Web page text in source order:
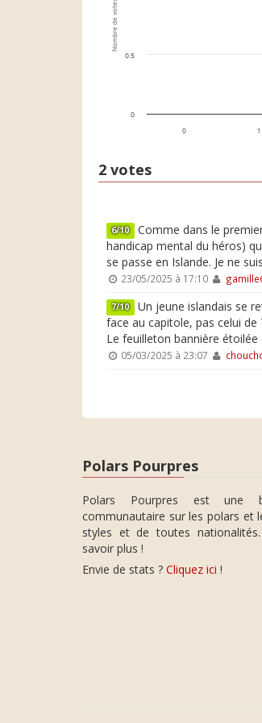
Nombre de votes
0 1
0
0.5
2 votes
6/10 Comme dans le
handicap mental du héros)
se passe en Islande. Je ne
23/05/2025 à 17:10
7/10 Un jeune islandais se
face au capitole, pas celui de
Le feuilleton bannière étoilée
05/03/2025 à 23:07
Polars Pourpres
Polars Pourpres est une
communautaire sur les polars et
styles et de toutes
savoir plus !
Envie de stats ? Cliquez ici !